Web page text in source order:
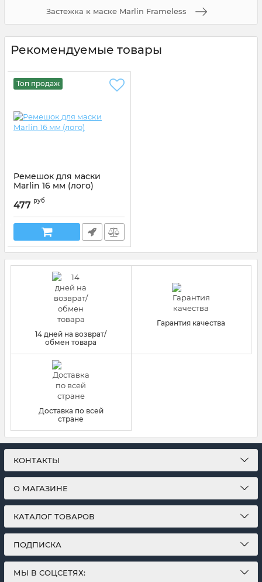
Застежка к маске Marlin Frameless
Рекомендуемые товары
Топ продаж
Ремешок для маски
Marlin 16 мм (лого)
Артикул:
477 руб
14 дней на возврат/
обмен товара
Гарантия качества
Доставка по всей
стране
КОНТАКТЫ
О МАГАЗИНЕ
КАТАЛОГ ТОВАРОВ
ПОДПИСКА
МЫ В СОЦСЕТЯХ: